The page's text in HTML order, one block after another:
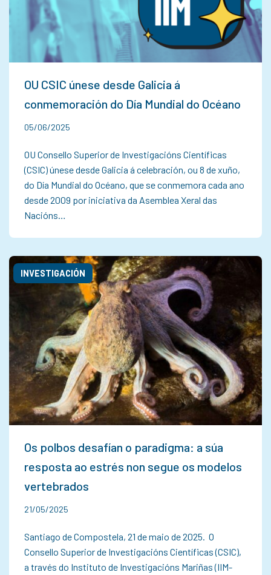
OU CSIC únese desde Galicia á
conmemoración do Día Mundial do Océano
05/06/2025
OU Consello Superior de Investigacións Científicas
(CSIC) únese desde Galicia á celebración, ou 8 de xuño,
do Día Mundial do Océano, que se conmemora cada ano
desde 2009 por iniciativa da Asemblea Xeral das
Nacións…
Os polbos desafían o paradigma: a súa
resposta ao estrés non segue os modelos
vertebrados
INVESTIGACIÓN
21/05/2025
Santiago de Compostela, 21 de maio de 2025. O
Consello Superior de Investigacións Científicas (CSIC),
a través do Instituto de Investigacións Mariñas (IIM-